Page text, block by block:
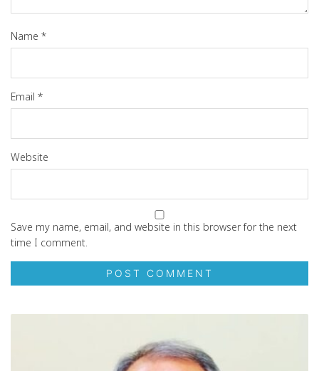
Name *
Email *
Website
Save my name, email, and website in this browser for the next
time I comment.